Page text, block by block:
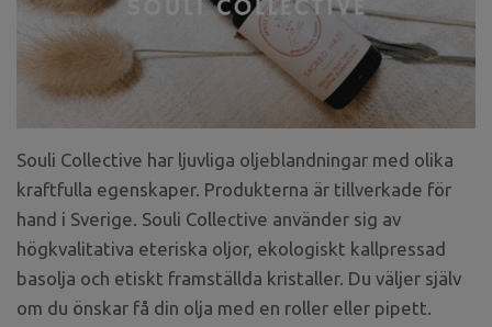
Souli Collective har ljuvliga oljeblandningar med olika
kraftfulla egenskaper. Produkterna är tillverkade för
hand i Sverige. Souli Collective använder sig av
högkvalitativa eteriska oljor, ekologiskt kallpressad
basolja och etiskt framställda kristaller. Du väljer själv
om du önskar få din olja med en roller eller pipett.